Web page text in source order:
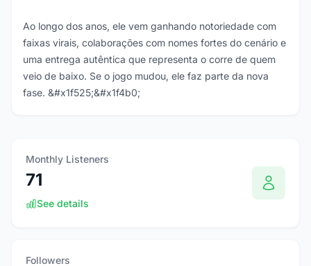
Ao longo dos anos, ele vem ganhando notoriedade com
faixas virais, colaborações com nomes fortes do cenário e
uma entrega autêntica que representa o corre de quem
veio de baixo. Se o jogo mudou, ele faz parte da nova
fase. &#x1f525;&#x1f4b0;
Monthly Listeners
71
See details
Followers